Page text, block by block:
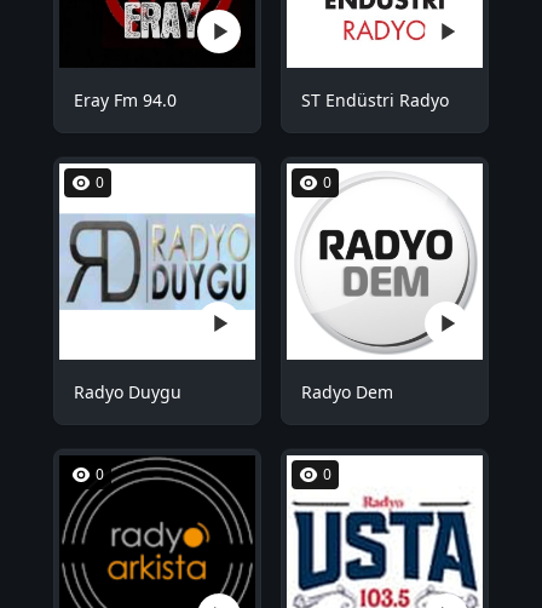
Eray Fm 94.0 ST Endüstri Radyo
0
Radyo Duygu
0
Radyo Dem
0 0